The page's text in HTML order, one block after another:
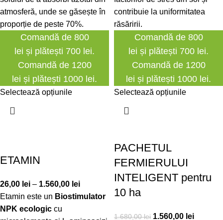
atmosferă, unde se găsește în
proporție de peste 70%.
Comandă de 800
lei și plătești 700 lei.
Comandă de 1200
lei și plătești 1000 lei.
Selectează opțiunile
contribuie la uniformitatea
răsăririi.
Comandă de 800
lei și plătești 700 lei.
Comandă de 1200
lei și plătești 1000 lei.
Selectează opțiunile
ETAMIN
26,00 lei – 1.560,00 lei
Etamin este un Biostimulator
NPK ecologic cu
PACHETUL
FERMIERULUI
INTELIGENT pentru
10 ha
1.680,00lei 1.560,00 lei